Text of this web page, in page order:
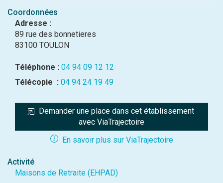
Coordonnées
Adresse :
89 rue des bonnetieres
83100 TOULON
Téléphone : 04 94 09 12 12
Télécopie : 04 94 24 19 49
Demander une place dans cet établissement
avec ViaTrajectoire
En savoir plus sur ViaTrajectoire
Activité
Maisons de Retraite (EHPAD)